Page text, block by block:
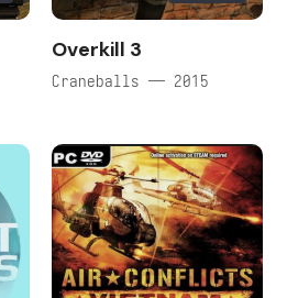
Overkill 3
Craneballs — 2015